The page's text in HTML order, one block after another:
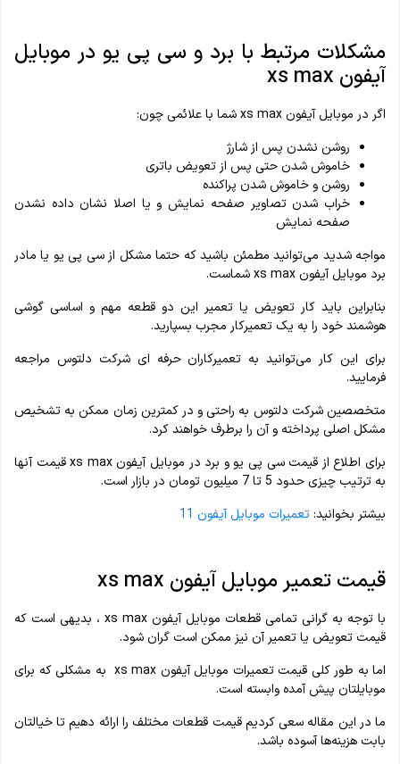
مشکلات مرتبط با برد و سی پی یو در موبایل
آیفون xs max
اگر در موبایل آیفون xs max شما با علائمی چون:
روشن نشدن پس از شارژ
خاموش شدن حتی پس از تعویض باتری
روشن و خاموش شدن پراکنده
خراب شدن تصاویر صفحه نمایش و یا اصلا نشان داده نشدن
صفحه نمایش
مواجه شدید می‌توانید مطمئن باشید که حتما مشکل از سی پی یو یا مادر
برد موبایل آیفون xs max شماست.
بنابراین باید کار تعویض یا تعمیر این دو قطعه مهم و اساسی گوشی
هوشمند خود را به یک تعمیرکار مجرب بسپارید.
برای این کار می‌توانید به تعمیرکاران حرفه ای شرکت دلتوس مراجعه
فرمایید.
متخصصین شرکت دلتوس به راحتی و در کمترین زمان ممکن به تشخیص
مشکل اصلی پرداخته و آن را برطرف خواهند کرد.
برای اطلاع از قیمت سی پی یو و برد در موبایل آیفون xs max قیمت آنها
به ترتیب چیزی حدود 5 تا 7 میلیون تومان در بازار است.
بیشتر بخوانید:تعمیرات موبایل آیفون 11
قیمت تعمیر موبایل آیفون xs max
با توجه به گرانی تمامی قطعات موبایل آیفون xs max ، بدیهی است که
قیمت تعویض یا تعمیر آن نیز ممکن است گران شود.
اما به طور کلی قیمت تعمیرات موبایل آیفون xs max به مشکلی که برای
موبایلتان پیش آمده وابسته است.
ما در این مقاله سعی کردیم قیمت قطعات مختلف را ارائه دهیم تا خیالتان
بابت هزینه‌ها آسوده باشد.